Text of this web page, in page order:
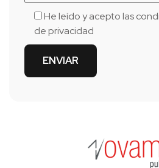
He leído y acepto las
de privacidad